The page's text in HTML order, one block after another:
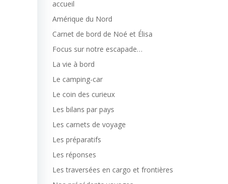
accueil
Amérique du Nord
Carnet de bord de Noé et Élisa
Focus sur notre escapade…
La vie à bord
Le camping-car
Le coin des curieux
Les bilans par pays
Les carnets de voyage
Les préparatifs
Les réponses
Les traversées en cargo et frontières